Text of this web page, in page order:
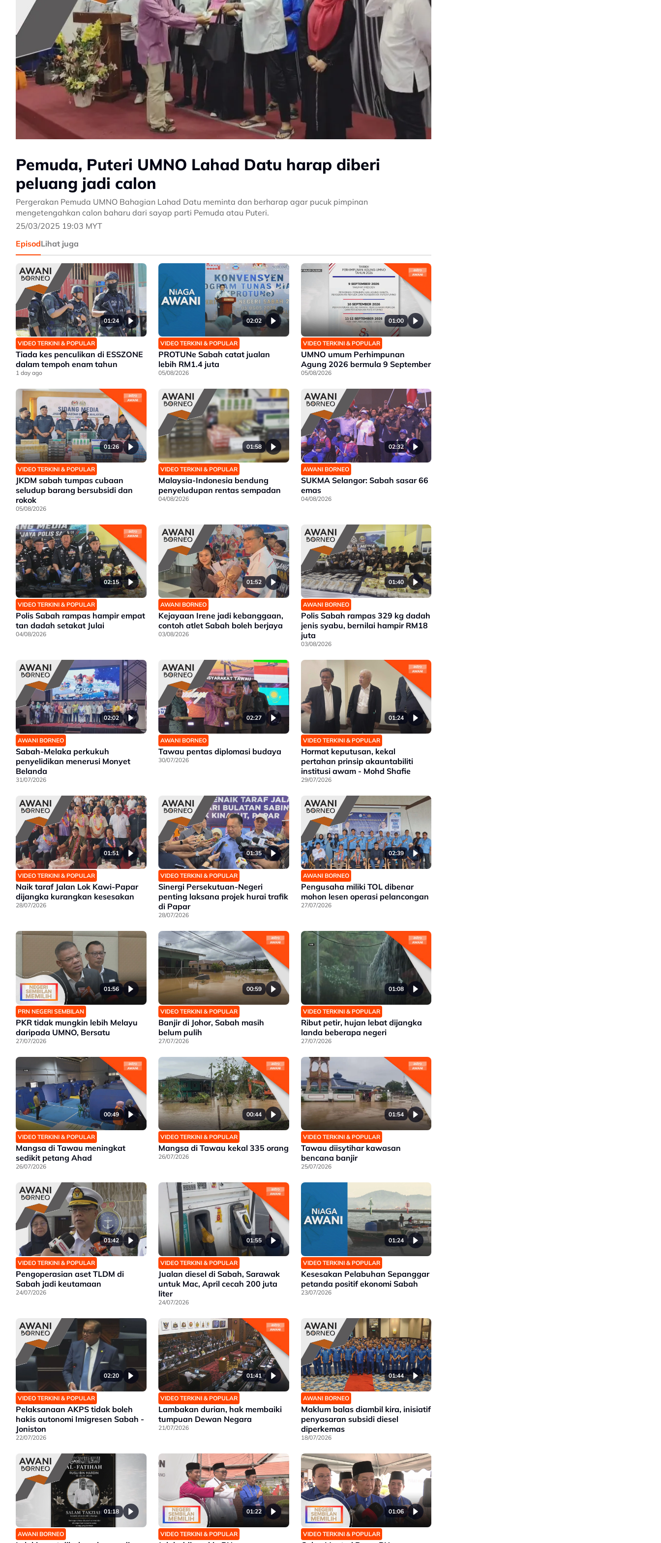
Pemuda, Puteri UMNO Lahad Datu harap diberi
peluang jadi calon
Pergerakan Pemuda UMNO Bahagian Lahad Datu meminta dan berharap agar pucuk pimpinan
mengetengahkan calon baharu dari sayap parti Pemuda atau Puteri.
25/03/2025 19:03 MYT
EpisodLihat juga
01:24
VIDEO TERKINI & POPULAR
Tiada kes penculikan di ESSZONE
dalam tempoh enam tahun
1 day ago
02:02
VIDEO TERKINI & POPULAR
PROTUNe Sabah catat jualan
lebih RM1.4 juta
05/08/2026
01:00
VIDEO TERKINI & POPULAR
UMNO umum Perhimpunan
Agung 2026 bermula 9 September
05/08/2026
01:26
VIDEO TERKINI & POPULAR
JKDM sabah tumpas cubaan
seludup barang bersubsidi dan
rokok
05/08/2026
01:58
VIDEO TERKINI & POPULAR
Malaysia-Indonesia bendung
penyeludupan rentas sempadan
04/08/2026
02:32
AWANI BORNEO
SUKMA Selangor: Sabah sasar 66
emas
04/08/2026
02:15
VIDEO TERKINI & POPULAR
Polis Sabah rampas hampir empat
tan dadah setakat Julai
04/08/2026
01:52
AWANI BORNEO
Kejayaan Irene jadi kebanggaan,
contoh atlet Sabah boleh berjaya
03/08/2026
01:40
AWANI BORNEO
Polis Sabah rampas 329 kg dadah
jenis syabu, bernilai hampir RM18
juta
03/08/2026
02:02
AWANI BORNEO
Sabah-Melaka perkukuh
penyelidikan menerusi Monyet
Belanda
31/07/2026
02:27
AWANI BORNEO
Tawau pentas diplomasi budaya
30/07/2026
01:24
VIDEO TERKINI & POPULAR
Hormat keputusan, kekal
pertahan prinsip akauntabiliti
institusi awam - Mohd Shafie
29/07/2026
01:51
VIDEO TERKINI & POPULAR
Naik taraf Jalan Lok Kawi-Papar
dijangka kurangkan kesesakan
28/07/2026
01:35
VIDEO TERKINI & POPULAR
Sinergi Persekutuan-Negeri
penting laksana projek hurai trafik
di Papar
28/07/2026
02:39
AWANI BORNEO
Pengusaha miliki TOL dibenar
mohon lesen operasi pelancongan
27/07/2026
01:56
PRN NEGERI SEMBILAN
PKR tidak mungkin lebih Melayu
daripada UMNO, Bersatu
27/07/2026
00:59
VIDEO TERKINI & POPULAR
Banjir di Johor, Sabah masih
belum pulih
27/07/2026
01:08
VIDEO TERKINI & POPULAR
Ribut petir, hujan lebat dijangka
landa beberapa negeri
27/07/2026
00:49
VIDEO TERKINI & POPULAR
Mangsa di Tawau meningkat
sedikit petang Ahad
26/07/2026
00:44
VIDEO TERKINI & POPULAR
Mangsa di Tawau kekal 335 orang
26/07/2026
01:54
VIDEO TERKINI & POPULAR
Tawau diisytihar kawasan
bencana banjir
25/07/2026
01:42
VIDEO TERKINI & POPULAR
Pengoperasian aset TLDM di
Sabah jadi keutamaan
24/07/2026
01:55
VIDEO TERKINI & POPULAR
Jualan diesel di Sabah, Sarawak
untuk Mac, April cecah 200 juta
liter
24/07/2026
01:24
VIDEO TERKINI & POPULAR
Kesesakan Pelabuhan Sepanggar
petanda positif ekonomi Sabah
23/07/2026
02:20
VIDEO TERKINI & POPULAR
Pelaksanaan AKPS tidak boleh
hakis autonomi Imigresen Sabah -
Joniston
22/07/2026
01:41
VIDEO TERKINI & POPULAR
Lambakan durian, hak membaiki
tumpuan Dewan Negara
21/07/2026
01:44
AWANI BORNEO
Maklum balas diambil kira, inisiatif
penyasaran subsidi diesel
diperkemas
18/07/2026
01:18
AWANI BORNEO
01:22
VIDEO TERKINI & POPULAR
01:06
VIDEO TERKINI & POPULAR